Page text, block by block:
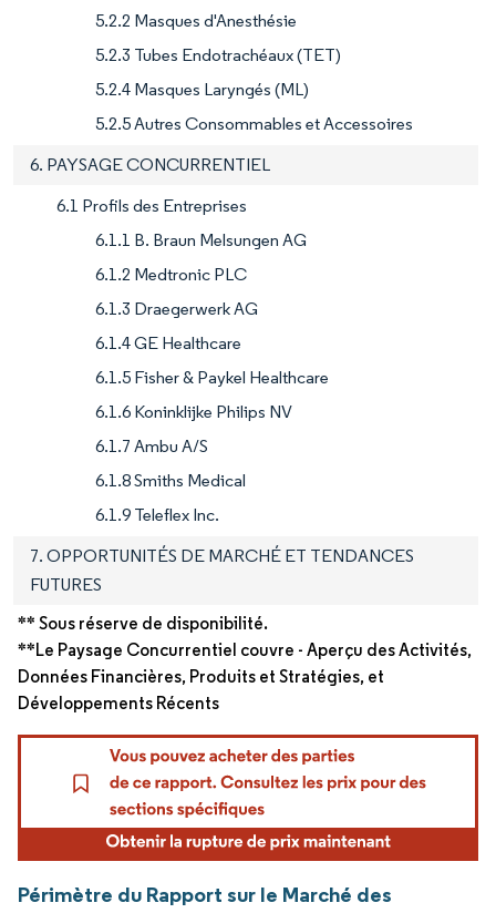
5.2.2 Masques d'Anesthésie
5.2.3 Tubes Endotrachéaux (TET)
5.2.4 Masques Laryngés (ML)
5.2.5 Autres Consommables et Accessoires
6. PAYSAGE CONCURRENTIEL
6.1 Profils des Entreprises
6.1.1 B. Braun Melsungen AG
6.1.2 Medtronic PLC
6.1.3 Draegerwerk AG
6.1.4 GE Healthcare
6.1.5 Fisher & Paykel Healthcare
6.1.6 Koninklijke Philips NV
6.1.7 Ambu A/S
6.1.8 Smiths Medical
6.1.9 Teleflex Inc.
7. OPPORTUNITÉS DE MARCHÉ ET TENDANCES
FUTURES
** Sous réserve de disponibilité.
**Le Paysage Concurrentiel couvre - Aperçu des Activités,
Données Financières, Produits et Stratégies, et
Développements Récents
Périmètre du Rapport sur le Marché des